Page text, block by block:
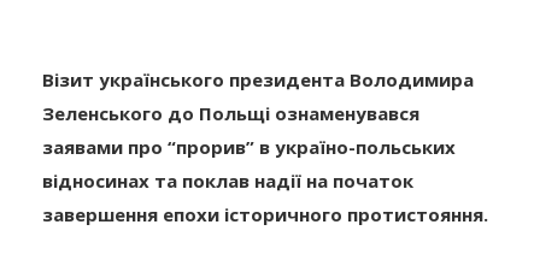
Візит українського президента Володимира
Зеленського до Польщі ознаменувався
заявами про “прорив” в україно-польських
відносинах та поклав надії на початок
завершення епохи історичного протистояння.